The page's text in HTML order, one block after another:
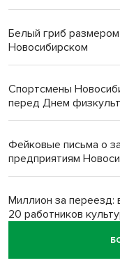
Белый гриб
Новосибирском
Спортсмены
перед Днем
Фейковые письма о
предприятиям
Миллион за переезд:
20 работников
О похолодании в